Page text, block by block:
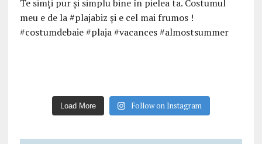
Load More Follow on Instagram